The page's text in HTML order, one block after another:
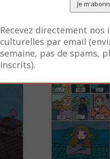
Recevez directement nos
culturelles par email
semaine, pas de spams,
inscrits).